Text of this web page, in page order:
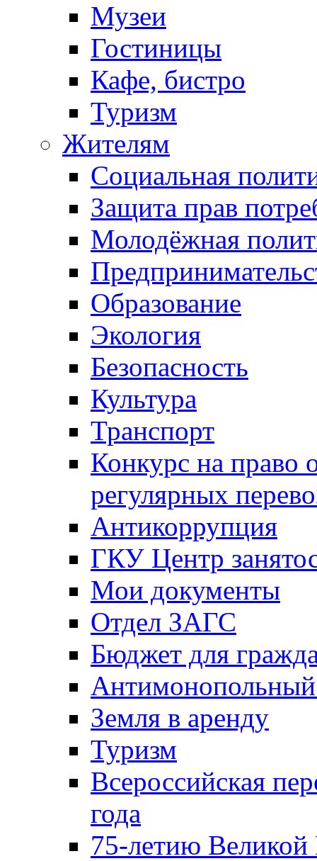
Музеи
Гостиницы
Кафе, бистро
Туризм
Жителям
Социальная
Защита прав
Молодёжная
Образование
Экология
Безопасность
Культура
Транспорт
Конкурс на право
регулярных
Антикоррупция
ГКУ Центр
Мои документы
Отдел ЗАГС
Бюджет для
Антимонопольный
Земля в аренду
Туризм
Всероссийская
года
75-летию